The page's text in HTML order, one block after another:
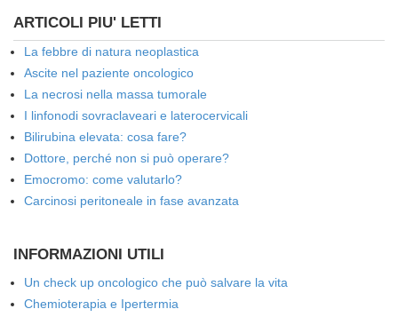
ARTICOLI PIU' LETTI
La febbre di natura neoplastica
Ascite nel paziente oncologico
La necrosi nella massa tumorale
I linfonodi sovraclaveari e laterocervicali
Bilirubina elevata: cosa fare?
Dottore, perché non si può operare?
Emocromo: come valutarlo?
Carcinosi peritoneale in fase avanzata
INFORMAZIONI UTILI
Un check up oncologico che può salvare la vita
Chemioterapia e Ipertermia